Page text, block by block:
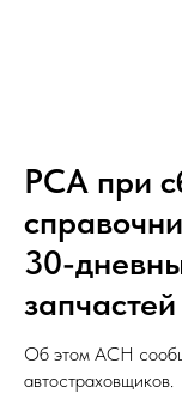
РСА при
30-
запчастей
Об этом АСН
автостраховщиков.